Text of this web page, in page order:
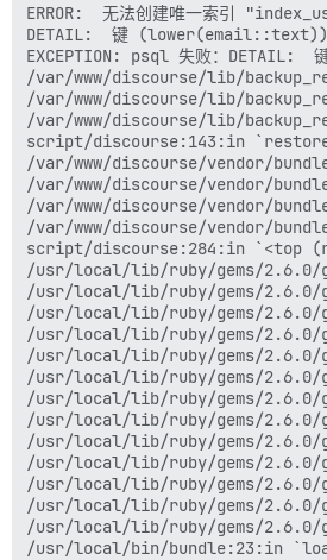
ERROR:  无法创建唯一索引
DETAIL:  键
EXCEPTION: psql 失败：
/var/www/discourse/lib/
/var/www/discourse/lib/
/var/www/discourse/lib/
script/discourse:143:in
/var/www/discourse/vendor/
/var/www/discourse/vendor/
/var/www/discourse/vendor/
/var/www/discourse/vendor/
script/discourse:284:in `<top
/usr/local/lib/ruby/gems/
/usr/local/lib/ruby/gems/
/usr/local/lib/ruby/gems/
/usr/local/lib/ruby/gems/
/usr/local/lib/ruby/gems/2.6.0/
/usr/local/lib/ruby/gems/2.6.0/
/usr/local/lib/ruby/gems/
/usr/local/lib/ruby/gems/
/usr/local/lib/ruby/gems/
/usr/local/lib/ruby/gems/
/usr/local/lib/ruby/gems/2.6.0/
/usr/local/lib/ruby/gems/
/usr/local/lib/ruby/gems/2.6.0/
/usr/local/bin/bundle:23:in